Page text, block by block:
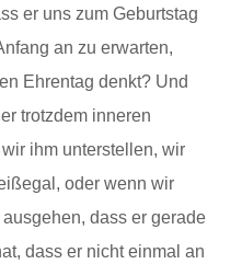
er uns zum Geburtstag
an zu erwarten,
Ehrentag denkt? Und
trotzdem inneren
ihm unterstellen, wir
oder wenn wir
dass er gerade
dass er nicht einmal an